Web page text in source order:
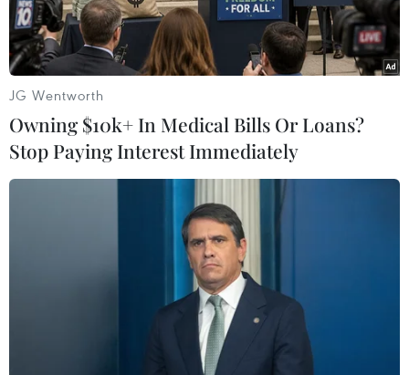
Bác sỹ Tống Vân Anh - Tổ trưởng tổ Phụ nữ Bệnh viện dã chiến
2.3 cùng chị em trong tổ gửi quà cho phụ nữ địa phương tại
Nam Sudan. (Ảnh: BVDC2.3 cung cấp)
Ngày 20/4, Lễ tiếp nhận hiện vật và giao lưu
JG Wentworth
Owning $10k+ In Medical Bills Or Loans?
Stop Paying Interest Immediately